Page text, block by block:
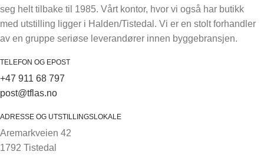
seg helt tilbake til 1985. Vårt kontor, hvor vi også har butikk
med utstilling ligger i Halden/Tistedal. Vi er en stolt forhandler
av en gruppe seriøse leverandører innen byggebransjen.
TELEFON OG EPOST
+47 911 68 797
post@tflas.no
ADRESSE OG UTSTILLINGSLOKALE
Aremarkveien 42
1792 Tistedal